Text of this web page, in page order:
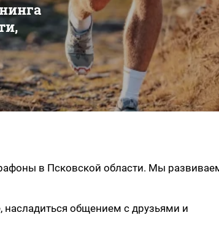
в Псковской области. Мы
насладиться общением с друзьями и